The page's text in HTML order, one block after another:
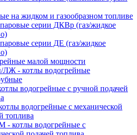
на жидком и газообразном топливе
серии ДКВр (газ/жидкое
серии ДЕ (газ/жидкое
малой мощности
ЛЖ - котлы водогрейные
водогрейные с ручной подачей
водогрейные с механической
топлива
- котлы водогрейные с